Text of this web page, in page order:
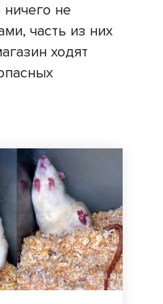
не
часть из них
ходят